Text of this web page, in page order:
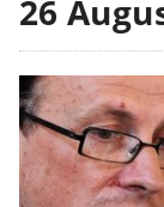
26